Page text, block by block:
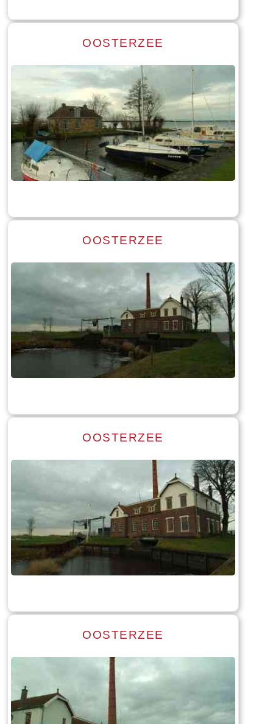
Read more
Tekst: © Foto: © Bauke Folkertsma
OOSTERZEE
Read more
Tekst: © Foto: © Bauke Folkertsma
OOSTERZEE
Read more
OOSTERZEE
OOSTERZEE